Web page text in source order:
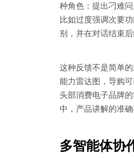
种角色：提出刁难
比如过度强调次要
别，并在对话结束后
这种反馈不是简单
能力雷达图，导购
头部消费电子品牌
中，产品讲解的准
多智能体协